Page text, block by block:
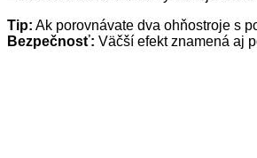
Tip: Ak porovnávate dva ohňostroje s
Bezpečnosť: Väčší efekt znamená aj